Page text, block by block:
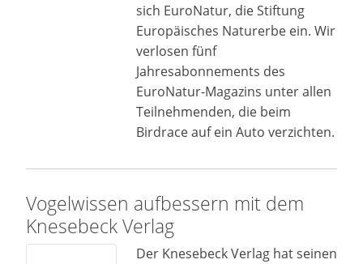
sich EuroNatur, die Stiftung
Europäisches Naturerbe ein. Wir
verlosen fünf
Jahresabonnements des
EuroNatur-Magazins unter allen
Teilnehmenden, die beim
Birdrace auf ein Auto verzichten.
Vogelwissen aufbessern mit dem
Knesebeck Verlag
Der Knesebeck Verlag hat seinen